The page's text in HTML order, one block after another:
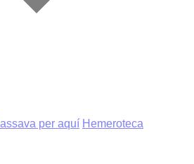
per aquí Hemeroteca